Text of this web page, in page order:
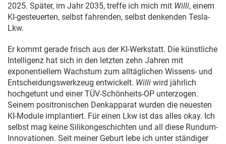
2025. Später, im Jahr 2035, treffe ich mich mit Willi, einem
KI-gesteuerten, selbst fahrenden, selbst denkenden Tesla-
Lkw.
Er kommt gerade frisch aus der KI-Werkstatt. Die künstliche
Intelligenz hat sich in den letzten zehn Jahren mit
exponentiellem Wachstum zum alltäglichen Wissens- und
Entscheidungswerkzeug entwickelt. Willi wird jährlich
hochgetunt und einer TÜV-Schönheits-OP unterzogen.
Seinem positronischen Denkapparat wurden die neuesten
KI-Module implantiert. Für einen Lkw ist das alles okay. Ich
selbst mag keine Silikongeschichten und all diese Rundum-
Innovationen. Seit meiner Geburt lebe ich unter ständiger